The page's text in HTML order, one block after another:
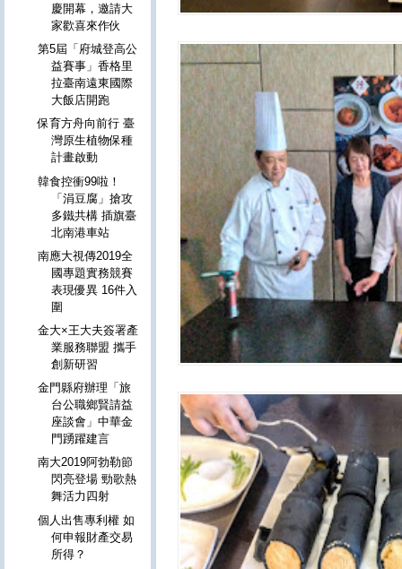
慶開幕，邀請大
家歡喜來作伙
第5屆「府城登高公
益賽事」香格里
拉臺南遠東國際
大飯店開跑
保育方舟向前行 臺
灣原生植物保種
計畫啟動
韓食控衝99啦！
「涓豆腐」搶攻
多鐵共構 插旗臺
北南港車站
南應大視傳2019全
國專題實務競賽
表現優異 16件入
圍
金大×王大夫簽署產
業服務聯盟 攜手
創新研習
金門縣府辦理「旅
台公職鄉賢請益
座談會」中華金
門踴躍建言
南大2019阿勃勒節
閃亮登場 勁歌熱
舞活力四射
個人出售專利權 如
何申報財產交易
所得？